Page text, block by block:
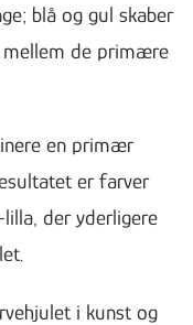
blå og gul skaber
mellem de primære
en primær
er farver
der yderligere
i kunst og